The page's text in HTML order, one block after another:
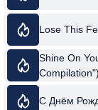
Lose This
Shine On
Compilation")
С Днём